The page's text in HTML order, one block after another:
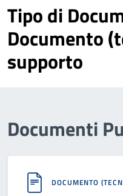
Tipo di
Documento
supporto
Documenti
DOCUMENTO